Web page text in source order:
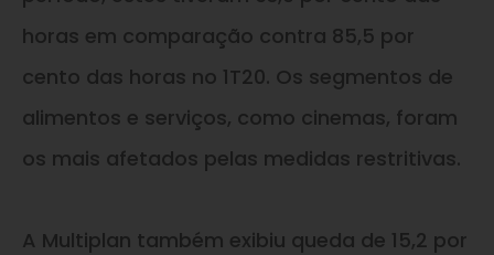
horas em comparação contra 85,5 por
cento das horas no 1T20. Os segmentos de
alimentos e serviços, como cinemas, foram
os mais afetados pelas medidas restritivas.
A Multiplan também exibiu queda de 15,2 por